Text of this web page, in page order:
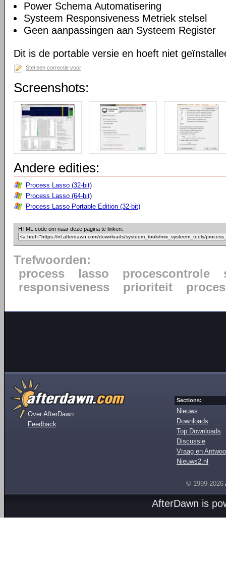
Power Schema Automatisering
Systeem Responsiveness Metriek stelsel
Geen aanpassingen aan Systeem Register
Dit is de portable versie en hoeft niet
Stel een correctie voor
Screenshots:
Andere edities:
Process Lasso (32-bit)
Process Lasso (64-bit)
Process Lasso Portable Edition (32-bit)
HTML code om naar deze pagina te linken:
Trefwoorden:
process
lasso procescontrole
responsiveness
prioriteit
Over AfterDawn
Feedback
Sections:
Nieuws
Downloads
Top Downloads
Discussie
Vraag en
Nieuws2.nl
© 1999-2026
AfterDawn is